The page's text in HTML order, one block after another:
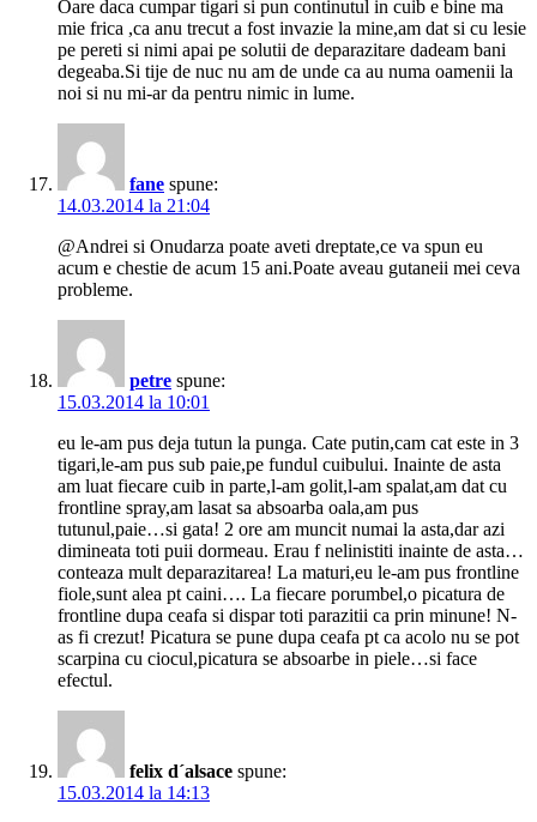
Oare daca cumpar tigari si pun continutul in cuib e bine ma
mie frica ,ca anu trecut a fost invazie la mine,am dat si cu lesie
pe pereti si nimi apai pe solutii de deparazitare dadeam bani
degeaba.Si tije de nuc nu am de unde ca au numa oamenii la
noi si nu mi-ar da pentru nimic in lume.
fane spune:
14.03.2014 la 21:04
@Andrei si Onudarza poate aveti dreptate,ce va spun eu
acum e chestie de acum 15 ani.Poate aveau gutaneii mei ceva
probleme.
petre spune:
15.03.2014 la 10:01
eu le-am pus deja tutun la punga. Cate putin,cam cat este in 3
tigari,le-am pus sub paie,pe fundul cuibului. Inainte de asta
am luat fiecare cuib in parte,l-am golit,l-am spalat,am dat cu
frontline spray,am lasat sa absoarba oala,am pus
tutunul,paie…si gata! 2 ore am muncit numai la asta,dar azi
dimineata toti puii dormeau. Erau f nelinistiti inainte de asta…
conteaza mult deparazitarea! La maturi,eu le-am pus frontline
fiole,sunt alea pt caini…. La fiecare porumbel,o picatura de
frontline dupa ceafa si dispar toti parazitii ca prin minune! N-
as fi crezut! Picatura se pune dupa ceafa pt ca acolo nu se pot
scarpina cu ciocul,picatura se absoarbe in piele…si face
efectul.
felix d´alsace spune:
15.03.2014 la 14:13